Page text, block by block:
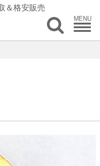
＆格安販売
MENU